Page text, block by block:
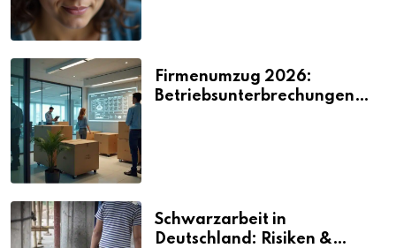
Firmenumzug 2026:
Betriebsunterbrechungen
Schwarzarbeit in
Deutschland: Risiken &